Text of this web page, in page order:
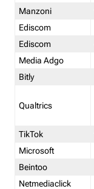
Manzoni
Ediscom
Ediscom
Media Adgo
Bitly
Qualtrics
TikTok
Microsoft
Beintoo
Netmediaclick